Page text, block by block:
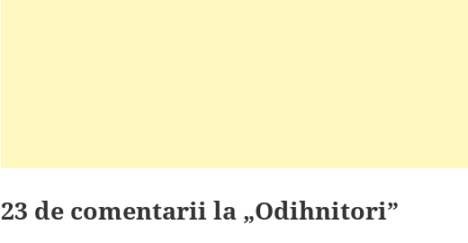
23 de comentarii la „Odihnitori”